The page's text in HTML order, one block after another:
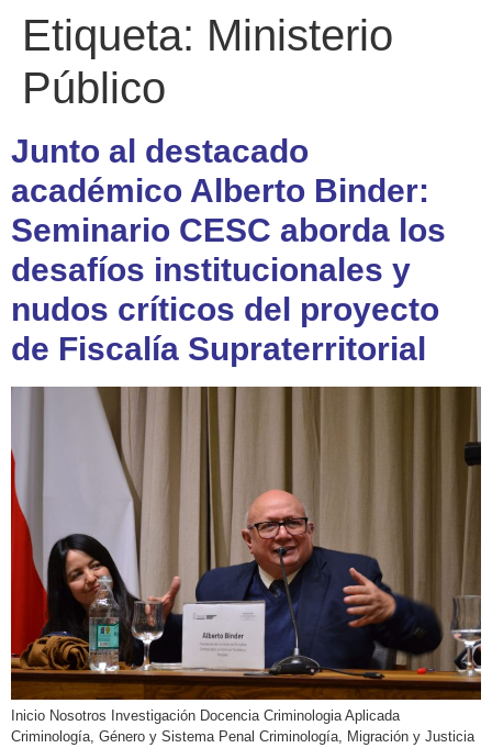
Etiqueta: Ministerio
Público
Junto al destacado
académico Alberto Binder:
Seminario CESC aborda los
desafíos institucionales y
nudos críticos del proyecto
de Fiscalía Supraterritorial
Inicio Nosotros Investigación Docencia Criminologia Aplicada
Criminología, Género y Sistema Penal Criminología, Migración y Justicia